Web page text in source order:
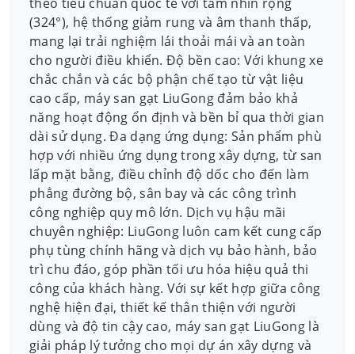
(324°), hệ thống giảm rung và âm thanh thấp,
mang lại trải nghiệm lái thoải mái và an toàn
cho người điều khiển. Độ bền cao: Với khung xe
chắc chắn và các bộ phận chế tạo từ vật liệu
cao cấp, máy san gạt LiuGong đảm bảo khả
năng hoạt động ổn định và bền bỉ qua thời gian
dài sử dụng. Đa dạng ứng dụng: Sản phẩm phù
hợp với nhiều ứng dụng trong xây dựng, từ san
lấp mặt bằng, điều chỉnh độ dốc cho đến làm
phẳng đường bộ, sân bay và các công trình
công nghiệp quy mô lớn. Dịch vụ hậu mãi
chuyên nghiệp: LiuGong luôn cam kết cung cấp
phụ tùng chính hãng và dịch vụ bảo hành, bảo
trì chu đáo, góp phần tối ưu hóa hiệu quả thi
công của khách hàng. Với sự kết hợp giữa công
nghệ hiện đại, thiết kế thân thiện với người
dùng và độ tin cậy cao, máy san gạt LiuGong là
giải pháp lý tưởng cho mọi dự án xây dựng và